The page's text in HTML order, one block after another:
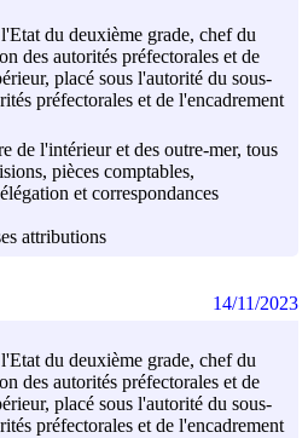
du deuxième grade, chef du
des autorités préfectorales et de
placé sous l'autorité du sous-
préfectorales et de l'encadrement
de l'intérieur et des outre-mer, tous
pièces comptables,
et correspondances
attributions
du deuxième grade, chef du
des autorités préfectorales et de
placé sous l'autorité du sous-
préfectorales et de l'encadrement
14/11/2023